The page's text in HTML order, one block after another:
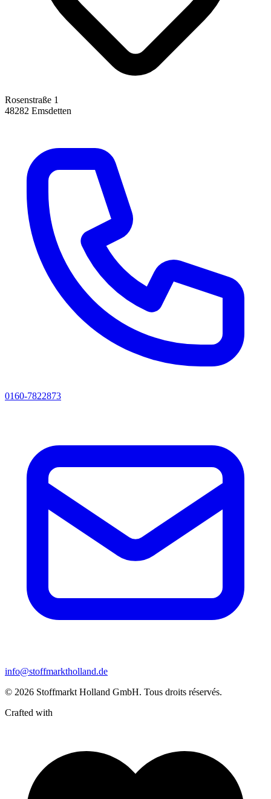
Rosenstraße 1
48282 Emsdetten
0160-7822873
info@stoffmarktholland.de
© 2026 Stoffmarkt Holland GmbH. Tous droits réservés.
Crafted with